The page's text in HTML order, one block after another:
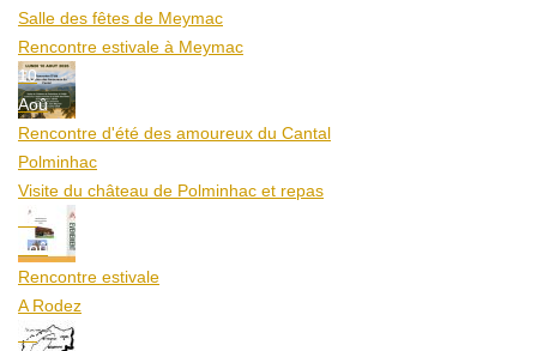
Salle des fêtes de Meymac
Rencontre estivale à Meymac
10
Aoû
Rencontre d'été des amoureux du Cantal
Polminhac
Visite du château de Polminhac et repas
12
Aoû
Rencontre estivale
A Rodez
23